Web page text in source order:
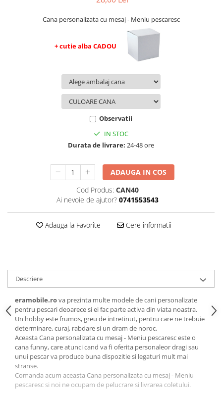
Plachete personalizate
Tricouri personalizate
Pix personalizat
Tavita de mot
Pahare personalizate
Cana personalizata cu mesaj - Meniu pescaresc
+ cutie alba CADOU
Observatii
IN STOC
Durata de livrare: 24-48 ore
ADAUGA IN COS
Cod Produs: CAN40
Ai nevoie de ajutor? 0741553543
Adauga la Favorite Cere informatii
Descriere
eramobile.rova prezinta multe modele de cani personalizate
pentru pescari deoarece si ei fac parte activa din viata noastra.
Un hobby este frumos, greu de intretinut, pentru care ne trebuie
determinare, curaj, rabdare si un dram de noroc.
Aceasta Cana personalizata cu mesaj - Meniu pescaresc este o
cana funny, care atunci cand va fi oferita personaleor dragi sau
unui pescar va produce buna dispozitie si legaturi mult mai
stranse.
Comanda acum aceasta Cana personalizata cu mesaj - Meniu
pescaresc si noi ne ocupam de pelucrare si livrarea coletului.